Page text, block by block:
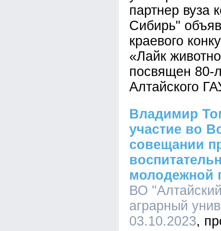
партнер вуза
Сибирь"
краевого
«Лайк
посвящен 80-
Алтайского
Владимир
участие во
совещании
молодежной
ВО
аграрный
03.10.2023